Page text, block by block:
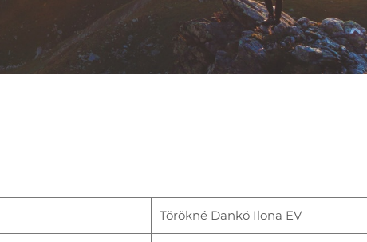
Törökné Dankó Ilona EV